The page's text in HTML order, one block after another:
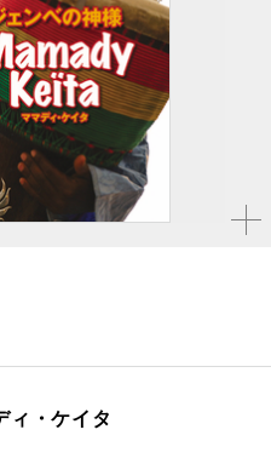
拡大す
ィ・ケイタ